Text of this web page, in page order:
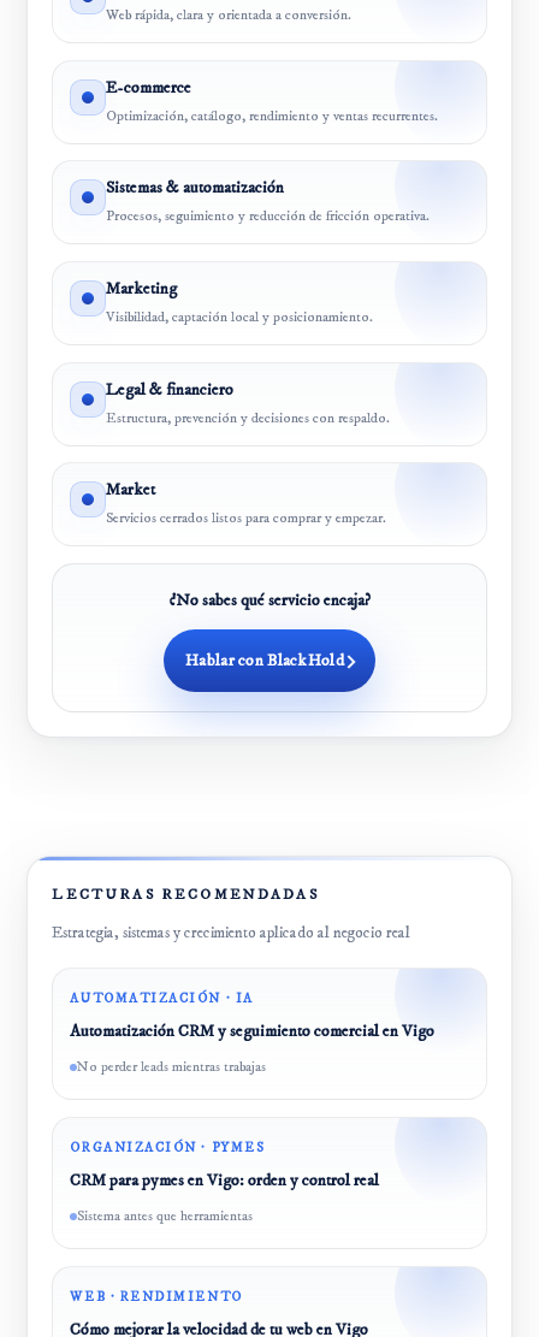
Web rápida, clara y orientada a conversión.
E-commerce
Optimización, catálogo, rendimiento y ventas recurrentes.
Sistemas & automatización
Procesos, seguimiento y reducción de fricción operativa.
Marketing
Visibilidad, captación local y posicionamiento.
Legal & financiero
Estructura, prevención y decisiones con respaldo.
Market
Servicios cerrados listos para comprar y empezar.
¿No sabes qué servicio encaja?
Hablar con BlackHold
LECTURAS RECOMENDADAS
Estrategia, sistemas y crecimiento aplicado al negocio real
AUTOMATIZACIÓN · IA
Automatización CRM y seguimiento comercial en Vigo
No perder leads mientras trabajas
ORGANIZACIÓN · PYMES
CRM para pymes en Vigo: orden y control real
Sistema antes que herramientas
WEB · RENDIMIENTO
Cómo mejorar la velocidad de tu web en Vigo